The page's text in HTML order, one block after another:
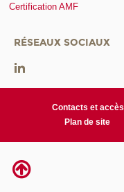
Certification AMF
RÉSEAUX SOCIAUX
Contacts et accès
Plan de site